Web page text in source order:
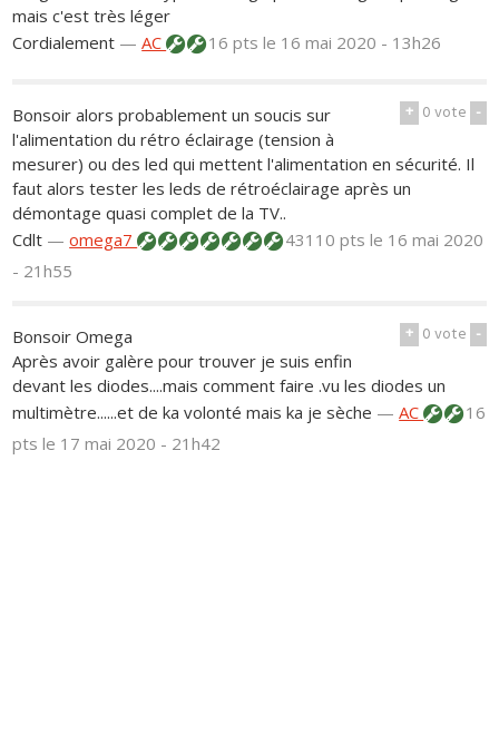
mais c'est très léger
Cordialement —AC 16 ptsle 16 mai 2020 - 13h26
+ 0vote -
Bonsoir alors probablement un soucis sur
l'alimentation du rétro éclairage (tension à
mesurer) ou des led qui mettent l'alimentation en sécurité. Il
faut alors tester les leds de rétroéclairage après un
démontage quasi complet de la TV..
Cdlt —omega7 43110 ptsle 16 mai 2020
- 21h55
+ 0vote -
Bonsoir Omega
Après avoir galère pour trouver je suis enfin
devant les diodes....mais comment faire .vu les diodes un
multimètre......et de ka volonté mais ka je sèche —AC
16
ptsle 17 mai 2020 - 21h42